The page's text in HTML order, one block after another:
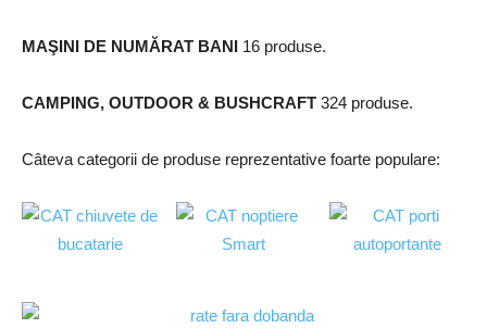
MAŞINI DE NUMĂRAT BANI 16 produse.
CAMPING, OUTDOOR & BUSHCRAFT 324 produse.
Câteva categorii de produse reprezentative foarte populare: